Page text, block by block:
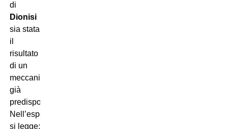
di
Dionisi
sia stata
il
risultato
di un
meccanismo
già
predisposto.
Nell’esposto
si legge: